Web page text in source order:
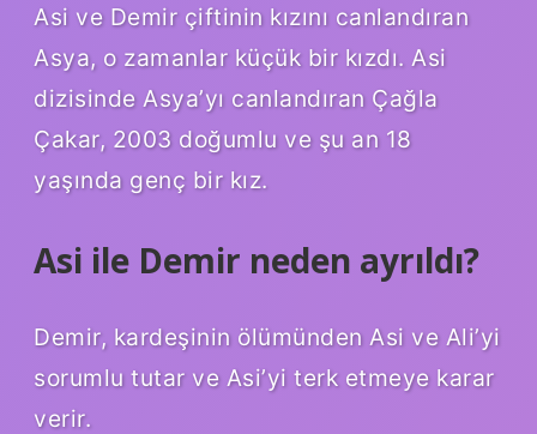
Asi ve Demir çiftinin kızını canlandıran
Asya, o zamanlar küçük bir kızdı. Asi
dizisinde Asya’yı canlandıran Çağla
Çakar, 2003 doğumlu ve şu an 18
yaşında genç bir kız.
Asi ile Demir neden ayrıldı?
Demir, kardeşinin ölümünden Asi ve Ali’yi
sorumlu tutar ve Asi’yi terk etmeye karar
verir.